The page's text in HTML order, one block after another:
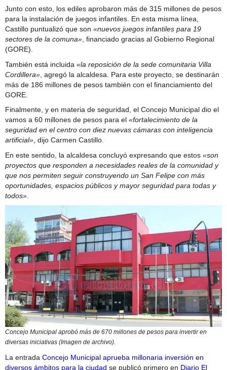
Junto con esto, los ediles aprobaron más de 315 millones de pesos
para la instalación de juegos infantiles. En esta misma línea,
Castillo puntualizó que son «nuevos juegos infantiles para 19
sectores de la comuna», financiado gracias al Gobierno Regional
(GORE).
También está incluida «la reposición de la sede comunitaria Villa
Cordillera» , agregó la alcaldesa. Para este proyecto, se destinarán
más de 186 millones de pesos también con el financiamiento del
GORE.
Finalmente, y en materia de seguridad, el Concejo Municipal dio el
vamos a 60 millones de pesos para el «fortalecimiento de la
seguridad en el centro con diez nuevas cámaras con inteligencia
artificial», dijo Carmen Castillo.
En este sentido, la alcaldesa concluyó expresando que estos «son
proyectos que responden a necesidades reales de la comunidad y
que nos permiten seguir construyendo un San Felipe con más
oportunidades, espacios públicos y mayor seguridad para todas y
todos»
Concejo Municipal aprobó más de 670 millones de pesos para invertir en
diversas iniciativas (Imagen de archivo).
La entrada Concejo Municipal aprueba millonaria inversión en
diversos ámbitos para la ciudad se publicó primero en Diario El